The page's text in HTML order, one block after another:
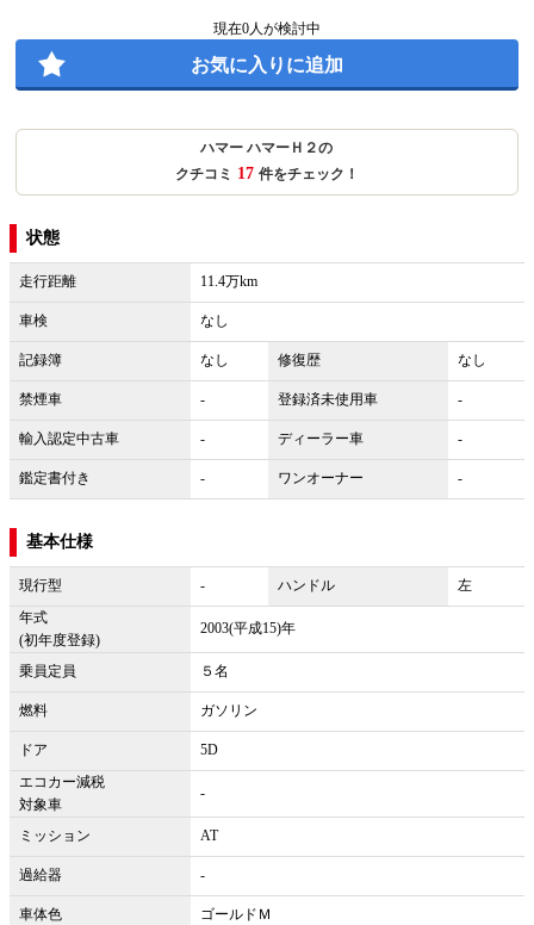
現在0人が検討中
お気に入りに追加
ハマー ハマーＨ２の
クチコミ 17 件をチェック！
状態
走行距離 11.4万km
車検 なし
記録簿 なし 修復歴 なし
禁煙車 - 登録済未使用車 -
輸入認定中古車 - ディーラー車 -
鑑定書付き - ワンオーナー -
基本仕様
現行型 - ハンドル
左
年式
(初年度登録)
2003(平成15)年
乗員定員 ５名
燃料 ガソリン
ドア
5D
エコカー減税
対象車
-
ミッション AT
過給器 -
車体色 ゴールドＭ